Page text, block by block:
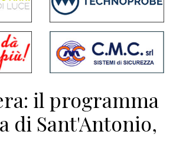
il programma
di Sant'Antonio,